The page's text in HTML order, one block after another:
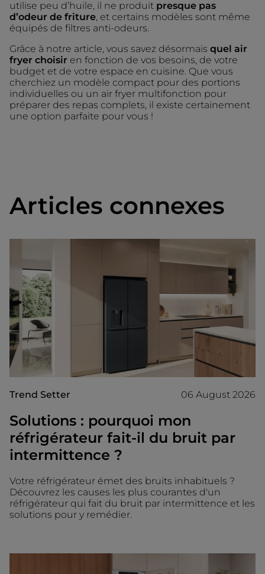
utilise peu d’huile, il ne produit presque pas
d’odeur de friture , et certains modèles sont même
équipés de filtres anti-odeurs.
Grâce à notre article, vous savez désormais quel air
fryer choisir en fonction de vos besoins, de votre
budget et de votre espace en cuisine. Que vous
cherchiez un modèle compact pour des portions
individuelles ou un air fryer multifonction pour
préparer des repas complets, il existe certainement
une option parfaite pour vous !
Articles connexes
Trend Setter 06 August 2026
Solutions : pourquoi mon
réfrigérateur fait-il du bruit par
intermittence ?
Votre réfrigérateur émet des bruits inhabituels ?
Découvrez les causes les plus courantes d'un
réfrigérateur qui fait du bruit par intermittence et les
solutions pour y remédier.